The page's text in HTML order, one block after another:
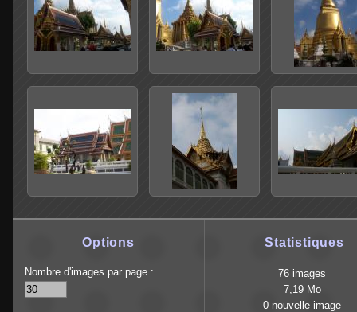
Options
Nombre d'images par page :
Statistiques
76 images
7,19 Mo
0 nouvelle image